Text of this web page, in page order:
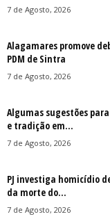
7 de Agosto, 2026
Alagamares promove
PDM de Sintra
7 de Agosto, 2026
Algumas sugestões
e tradição em...
7 de Agosto, 2026
PJ investiga homicídio
da morte do...
7 de Agosto, 2026